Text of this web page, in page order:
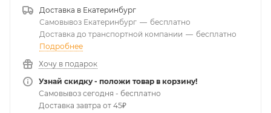
Доставка в Екатеринбург
Самовывоз Екатеринбург — бесплатно
Доставка до транспортной компании — бесплатно
Подробнее
Хочу в подарок
Узнай скидку - положи товар в корзину!
Самовывоз сегодня - бесплатно
Доставка завтра от 45₽